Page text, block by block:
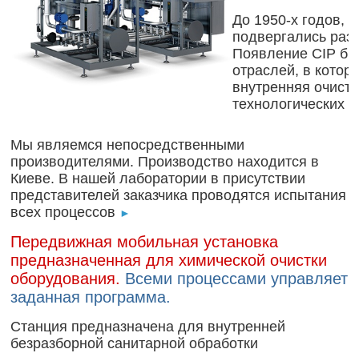
До 1950-х годов,
подвергались
Появление CIP
отраслей, в
внутренняя
технологических
Мы являемся непосредственными
производителями. Производство находится в
Киеве. В нашей лаборатории в присутствии
представителей заказчика проводятся испытания
всех процессов ►
Передвижная мобильная установка
предназначенная для химической очистки
оборудования. Всеми процессами управляет
заданная программа.
Станция предназначена для внутренней
безразборной санитарной обработки